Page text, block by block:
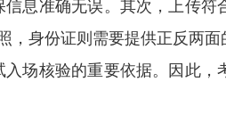
息准确无误。其次，上传符
，身份证则需要提供正反两
场核验的重要依据。因此